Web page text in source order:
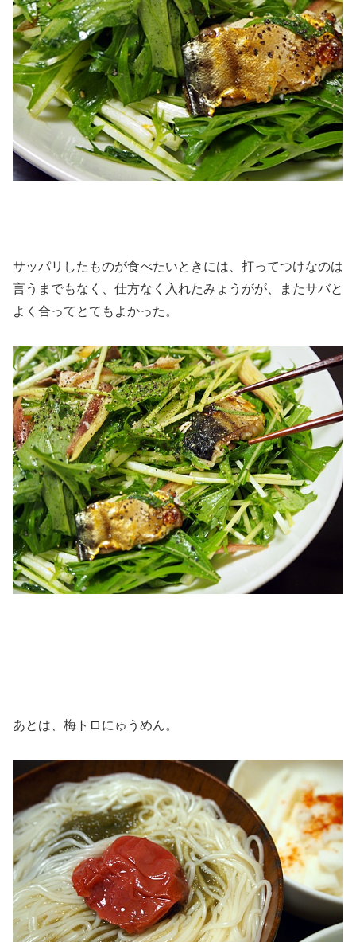
サッパリしたものが食べたいときには、打ってつけなのは
言うまでもなく、仕方なく入れたみょうがが、またサバと
よく合ってとてもよかった。
あとは、梅トロにゅうめん。